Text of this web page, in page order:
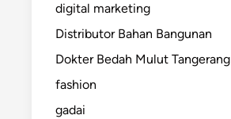
digital marketing
Distributor Bahan Bangunan
Dokter Bedah Mulut Tangerang
fashion
gadai